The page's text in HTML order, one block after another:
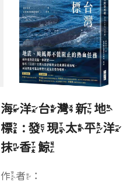
海洋台灣新地
標 : 發現太平洋
抹香鯨
作者：